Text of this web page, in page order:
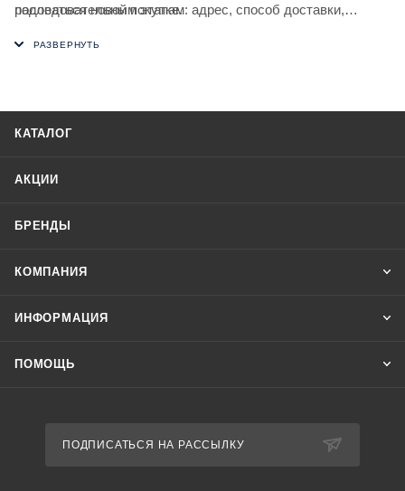
радоваться новой покупке.
последовательным этапам: адрес, способ доставки,
КАТАЛОГ
АКЦИИ
БРЕНДЫ
КОМПАНИЯ
ИНФОРМАЦИЯ
ПОМОЩЬ
ПОДПИСАТЬСЯ НА РАССЫЛКУ